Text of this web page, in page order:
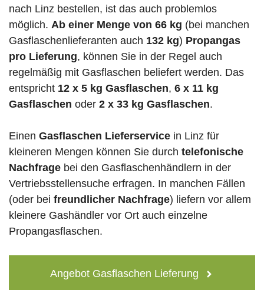
nach Linz bestellen, ist das auch problemlos
möglich. Ab einer Menge von 66 kg (bei manchen
Gasflaschenlieferanten auch 132 kg) Propangas
pro Lieferung, können Sie in der Regel auch
regelmäßig mit Gasflaschen beliefert werden. Das
entspricht 12 x 5 kg Gasflaschen, 6 x 11 kg
Gasflaschen oder 2 x 33 kg Gasflaschen.
Einen Gasflaschen Lieferservice in Linz für
kleineren Mengen können Sie durch telefonische
Nachfrage bei den Gasflaschenhändlern in der
Vertriebsstellensuche erfragen. In manchen Fällen
(oder bei freundlicher Nachfrage) liefern vor allem
kleinere Gashändler vor Ort auch einzelne
Propangasflaschen.
Angebot Gasflaschen Lieferung